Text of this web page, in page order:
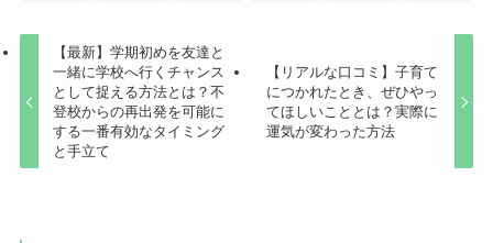
【最新】学期初めを友達と
一緒に学校へ行くチャンス
として捉える方法とは？不
登校からの再出発を可能に
する一番有効なタイミング
と手立て
【リアルな口コミ】子育て
につかれたとき、ぜひやっ
てほしいこととは？実際に
運気が変わった方法